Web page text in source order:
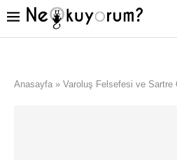
Anasayfa » Varoluş Felsefesi ve Sartre